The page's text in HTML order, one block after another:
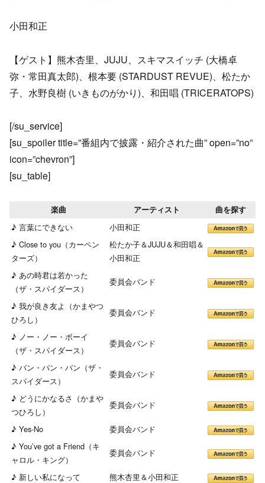
小田和正
【ゲスト】熊木杏里、JUJU、スキマスイッチ (大橋卓
弥・常田真太郎)、根本要 (STARDUST REVUE)、松たか
子、水野良樹 (いきものがかり)、和田唱 (TRICERATOPS)
[/su_service]
[su_spoiler title=”番組内で披露・紹介された曲” open=”no”
icon=”chevron”]
[su_table]
楽曲 アーティスト 曲を探す
♪ 言葉にできない
小田和正
♪ Close to you（カーペン
ターズ）
松たか子＆JUJU＆和田唱＆
小田和正
♪ あの時君は若かった
（ザ・スパイダース）
委員会バンド
♪ 我が良き友よ（かまやつ
ひろし）
委員会バンド
♪ ノー・ノー・ボーイ
（ザ・スパイダース）
委員会バンド
♪ バン・バン・バン（ザ・
スパイダース）
委員会バンド
♪ どうにかなるさ（かまや
つひろし）
委員会バンド
♪ Yes-No
委員会バンド
♪ You’ve got a Friend（キ
ャロル・キング）
委員会バンド
♪ 新しい私になって
熊木杏里＆小田和正